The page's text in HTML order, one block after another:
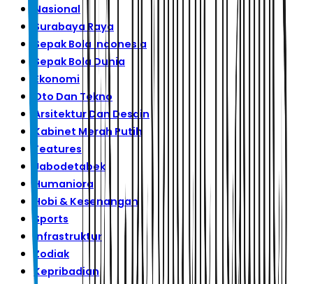
Nasional
Surabaya Raya
Sepak Bola Indonesia
Sepak Bola Dunia
Ekonomi
Oto Dan Tekno
Arsitektur Dan Desain
Kabinet Merah Putih
Features
Jabodetabek
Humaniora
Hobi & Kesenangan
Sports
Infrastruktur
Zodiak
Kepribadian